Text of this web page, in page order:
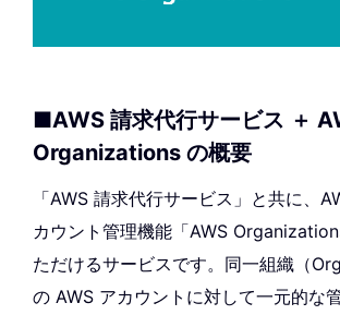
■AWS 請求代行サービス ＋
Organizations の概要
「AWS 請求代行サービス」と共に、
カウント管理機能「AWS
ただけるサービスです。同一組織（
の AWS アカウントに対して一元的な